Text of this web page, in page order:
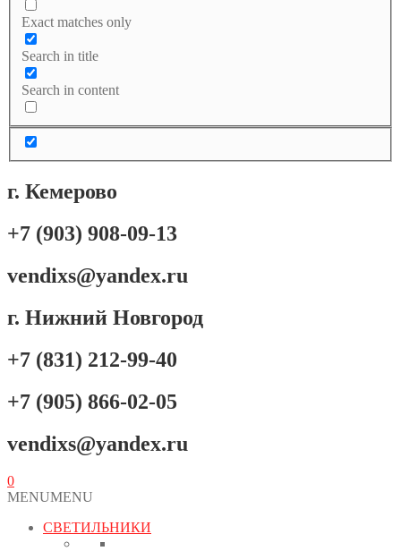
Exact matches only
Search in title
Search in content
г. Кемерово
+7 (903) 908-09-13
vendixs@yandex.ru
г. Нижний Новгород
+7 (831) 212-99-40
+7 (905) 866-02-05
vendixs@yandex.ru
0
MENUMENU
СВЕТИЛЬНИКИ